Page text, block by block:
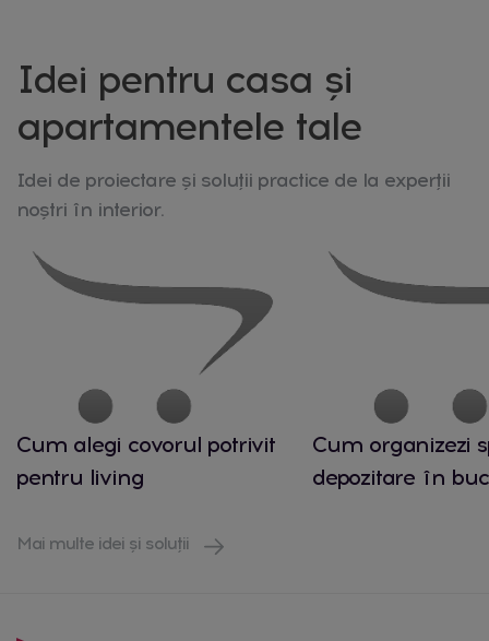
Idei pentru casa și
apartamentele tale
Idei de proiectare și soluții practice de la experții
noștri în interior.
Cum alegi covorul potrivit
pentru living
Cum organizezi
depozitare în
Mai multe idei și soluții